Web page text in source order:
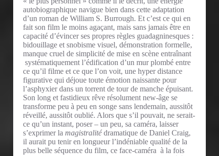
autobiographique navigue bien dans cette adaptation
d’un roman de William S. Burrough. Et c’est ce qui en
fait son film le moins agaçant, mais sans jamais être en
capacité d’évincer ses propres règles guadagninesques :
bidouillage et snobisme visuel, démonstration formelle,
manque cruel de simplicité de mise en scène entraînant
systématiquement l’édification d’un mur plombé entre
ce qu’il filme et ce que l’on voit, une hyper distance
figurative qui déjoue toute émotion naissante pour
l’asphyxier dans un torrent de tour de manche épuisant.
Son long et fastidieux rêve résolument new-âge se
transforme peu à peu en songe sans lendemain, aussitôt
réveillé, aussitôt oublié. Alors que s’il pouvait, ne serait-
ce qu’un instant, poser – un peu, sa caméra, laisser
s’exprimer la magistralitédramatique de Daniel Craig,
il aurait pu tenir en longueur l’indéniable qualité de la
plus belle séquence du film, ce face-caméra à la fois